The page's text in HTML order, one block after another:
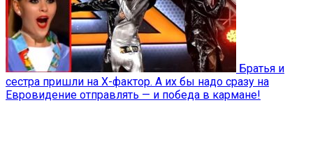
Братья и
сестра пришли на Х-фактор. А их бы надо сразу на
Евровидение отправлять — и победа в кармане!